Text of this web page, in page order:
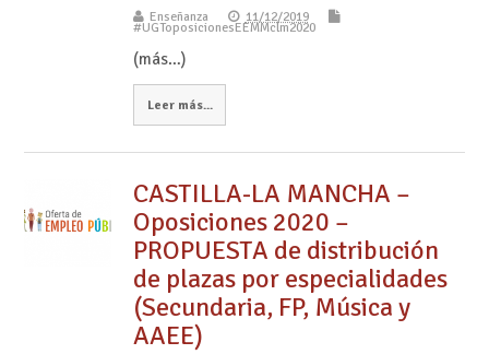
Enseñanza 11/12/2019
#UGToposicionesEEMMclm2020
(más…)
Leer más...
CASTILLA-LA MANCHA –
Oposiciones 2020 –
PROPUESTA de distribución
de plazas por especialidades
(Secundaria, FP, Música y
AAEE)